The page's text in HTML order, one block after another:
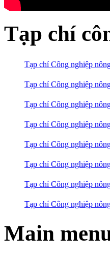
Tạp chí
Tạp chí Công nghiệp
Tạp chí Công nghiệp
Tạp chí Công nghiệp
Tạp chí Công nghiệp
Tạp chí Công nghiệp
Tạp chí Công nghiệp
Tạp chí Công nghiệp
Tạp chí Công nghiệp
Main